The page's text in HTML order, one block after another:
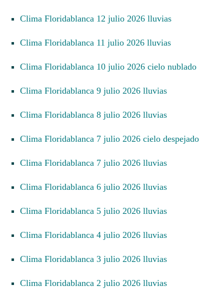
Clima Floridablanca 12 julio 2026 lluvias
Clima Floridablanca 11 julio 2026 lluvias
Clima Floridablanca 10 julio 2026 cielo nublado
Clima Floridablanca 9 julio 2026 lluvias
Clima Floridablanca 8 julio 2026 lluvias
Clima Floridablanca 7 julio 2026 cielo despejado
Clima Floridablanca 7 julio 2026 lluvias
Clima Floridablanca 6 julio 2026 lluvias
Clima Floridablanca 5 julio 2026 lluvias
Clima Floridablanca 4 julio 2026 lluvias
Clima Floridablanca 3 julio 2026 lluvias
Clima Floridablanca 2 julio 2026 lluvias